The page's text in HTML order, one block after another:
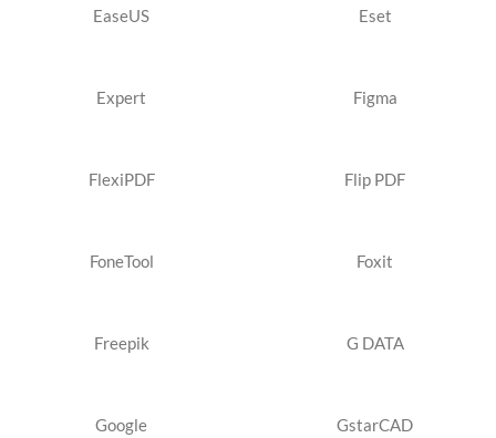
EaseUS Eset
Expert Figma
FlexiPDF Flip PDF
FoneTool Foxit
Freepik G DATA
Google GstarCAD